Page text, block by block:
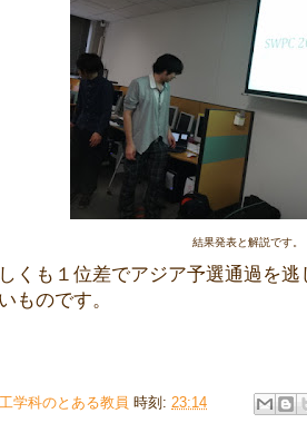
結果発表と解説です。
くも１位差でアジア予選通過を
ものです。
学科のとある教員 時刻: 23:14